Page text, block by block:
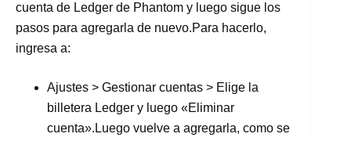
cuenta de Ledger de Phantom y luego sigue los
pasos para agregarla de nuevo.Para hacerlo,
ingresa a:
Ajustes > Gestionar cuentas > Elige la
billetera Ledger y luego «Eliminar
cuenta».Luego vuelve a agregarla, como se